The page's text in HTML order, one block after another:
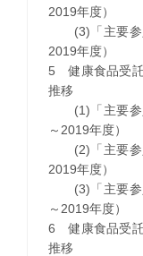
2019年度）
(3)「主要参
2019年度）
5 健康食品受託
推移
(1)「主要参
～2019年度）
(2)「主要参
2019年度）
(3)「主要参
～2019年度）
6 健康食品受託
推移